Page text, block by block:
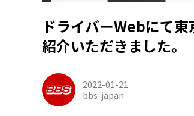
ドライバーWebにて
紹介いただきました。
2022-01-21
bbs-japan